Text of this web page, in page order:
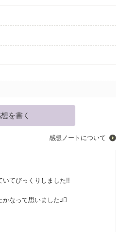
を書く
感想ノートについて
いてびっくりしました!!
なって思いましたﾖ